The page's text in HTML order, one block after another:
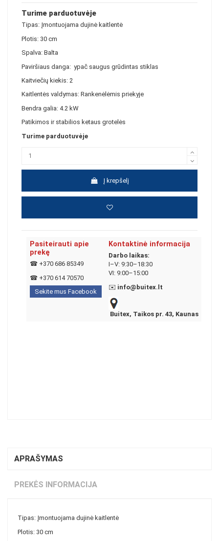
Turime parduotuvėje
Tipas: Įmontuojama dujinė kaitlentė
Plotis: 30 cm
Spalva: Balta
Paviršiaus danga: ypač saugus grūdintas stiklas
Kaitviečių kiekis: 2
Kaitlentės valdymas: Rankenėlėmis priekyje
Bendra galia: 4.2 kW
Patikimos ir stabilios ketaus grotelės
Turime parduotuvėje
Į krepšelį
Pasiteirauti apie
prekę
☎ +370 686 85349
☎ +370 614 70570
Sekite mus Facebook
Kontaktinė informacija
Darbo laikas:
I–V: 9:30–18:30
VI: 9:00–15:00
✉️ info@buitex.lt
Buitex, Taikos pr. 43, Kaunas
APRAŠYMAS
PREKĖS INFORMACIJA
Tipas: Įmontuojama dujinė kaitlentė
Plotis: 30 cm